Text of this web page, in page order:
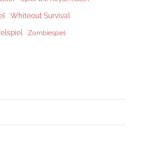
Whiteout Survival
Zombiespiel